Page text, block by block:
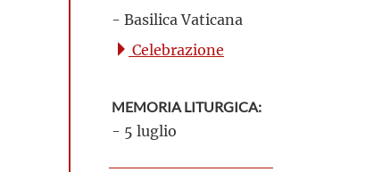
- Basilica Vaticana
Celebrazione
MEMORIA LITURGICA:
- 5 luglio